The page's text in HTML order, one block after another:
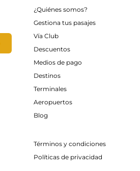
¿Quiénes somos?
Gestiona tus pasajes
Vía Club
Descuentos
Medios de pago
Destinos
Terminales
Aeropuertos
Blog
Términos y condiciones
Políticas de privacidad